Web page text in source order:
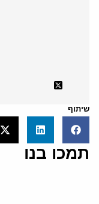
שיתוף
תמכו בנו